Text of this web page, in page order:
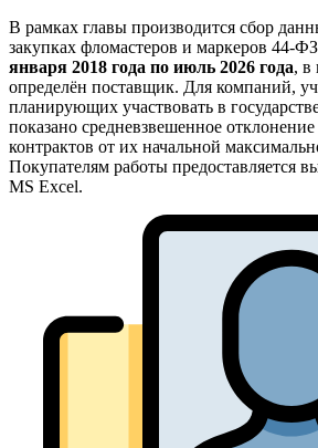
В рамках главы производится сбор
закупках фломастеров и маркеров 44-
января 2018 года по июль 2026 года, в
определён поставщик. Для компаний,
планирующих участвовать в
показано средневзвешенное
контрактов от их начальной
Покупателям работы предоставляется
MS Excel.